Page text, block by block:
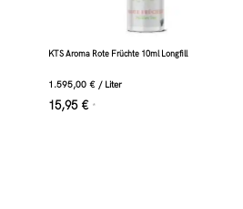
KTS Aroma Rote Früchte 10ml Longfill
1.595,00 € / Liter
15,95 € *